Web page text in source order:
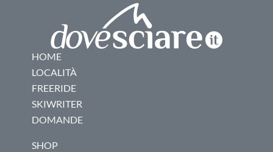
HOME
LOCALITÀ
FREERIDE
SKIWRITER
DOMANDE
SHOP